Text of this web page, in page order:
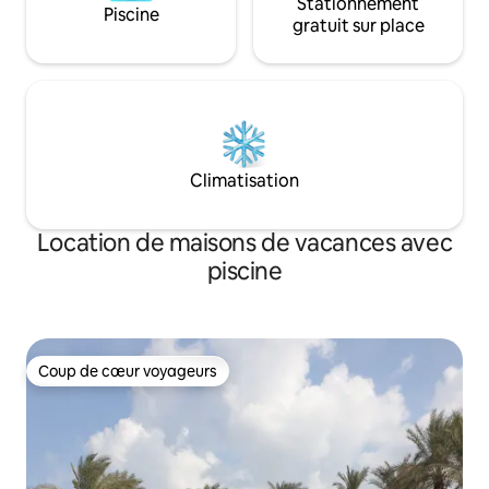
Piscine
gratuit sur place
Climatisation
Location de maisons de vacances avec
piscine
Coup de cœur voyageurs
Coup de cœur voyageurs